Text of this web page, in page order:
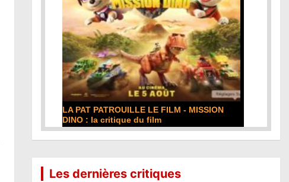
DE LA COMÉDIE-FRANÇAISE : la critique du
film
Les dernières critiques